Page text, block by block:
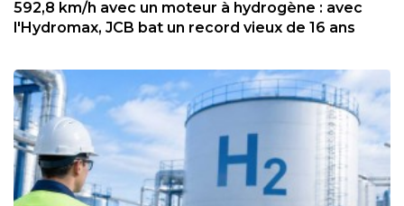
592,8 km/h avec un moteur à hydrogène : avec
l'Hydromax, JCB bat un record vieux de 16 ans